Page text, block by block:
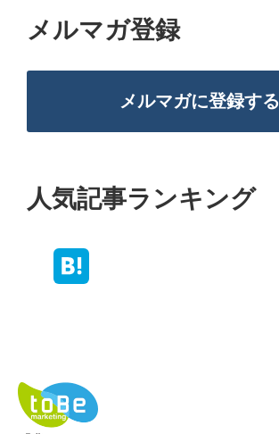
メルマガ登録
メルマガに登録する
人気記事ランキング